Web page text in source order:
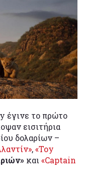
έγινε το πρώτο
εισιτήρια
δολαρίων –
,«Toy
και «Captain